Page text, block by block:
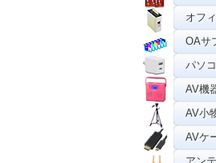
オフ
OAサ
パソ
AV機
AV小
AVケ